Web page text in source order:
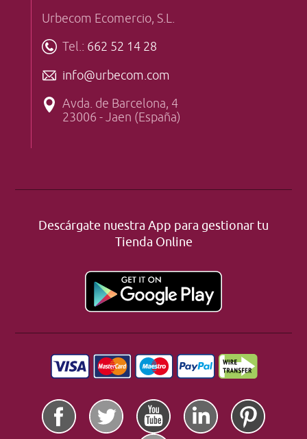
Urbecom Ecomercio, S.L.
Tel.: 662 52 14 28
info@urbecom.com
Avda. de Barcelona, 4
23006 - Jaen (España)
Descárgate nuestra App para gestionar tu
Tienda Online